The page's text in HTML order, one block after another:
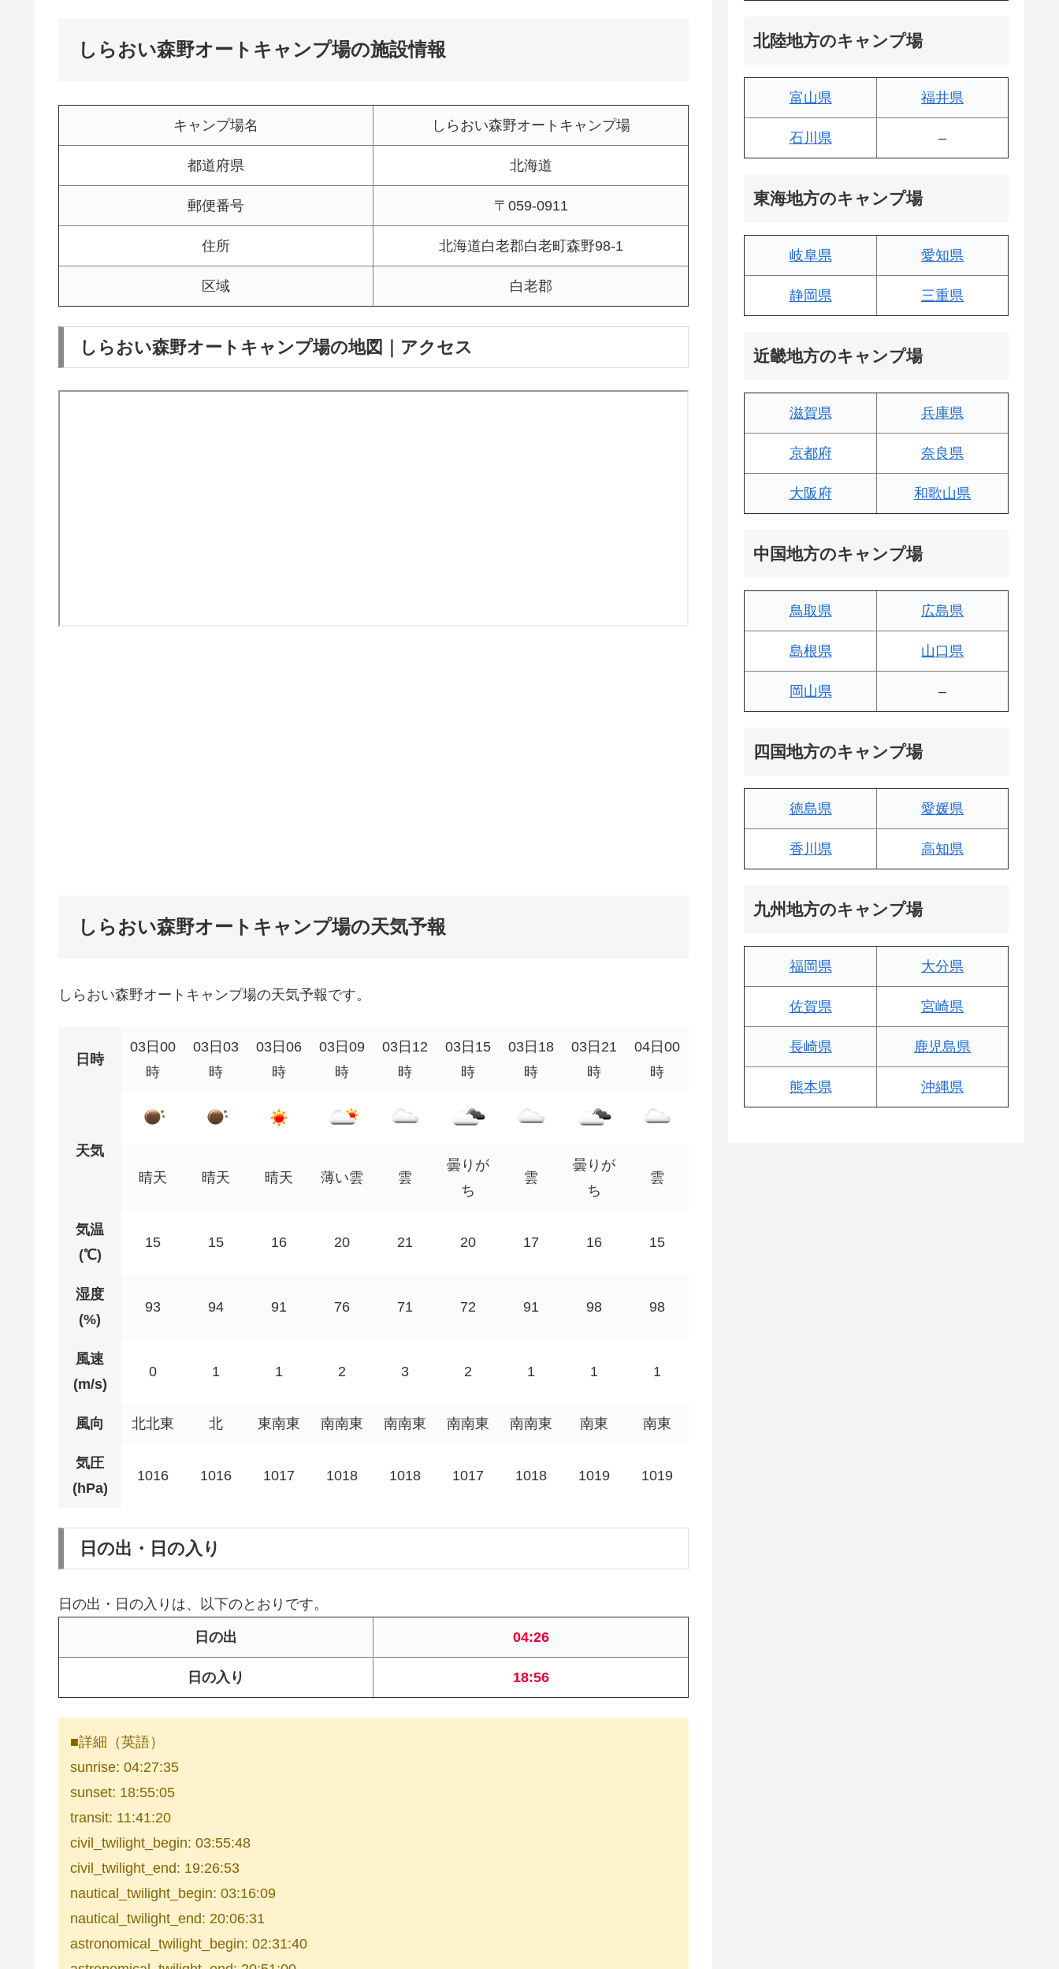
しらおい森野オートキャンプ場の施設情報
キャンプ場名 しらおい森野オートキャンプ場
都道府県 北海道
郵便番号 〒059-0911
住所 北海道白老郡白老町森野98-1
区域 白老郡
しらおい森野オートキャンプ場の地図｜アクセス
しらおい森野オートキャンプ場の天気予報
しらおい森野オートキャンプ場の天気予報です。
日時
03日00
時
03日03
時
03日06
時
03日09
時
03日12
時
03日15
時
03日18
時
03日21
時
04日00
時
天気
晴天
晴天 晴天 薄い雲 雲
曇りが
ち
雲
曇りが
ち
雲
気温
(℃)
15 15 16 20 21 20 17 16 15
湿度
(%)
93 94 91 76 71 72 91 98 98
風速
(m/s)
0 1 1 2 3 2 1 1 1
風向 北北東 北 東南東 南南東 南南東 南南東 南南東 南東 南東
気圧
(hPa)
1016 1016 1017 1018 1018 1017 1018 1019 1019
日の出・日の入り
日の出・日の入りは、以下のとおりです。
日の出 04:26
日の入り 18:56
■詳細（英語）
sunrise: 04:27:35
sunset: 18:55:05
transit: 11:41:20
civil_twilight_begin: 03:55:48
civil_twilight_end: 19:26:53
nautical_twilight_begin: 03:16:09
nautical_twilight_end: 20:06:31
astronomical_twilight_begin: 02:31:40
北陸地方のキャンプ場
富山県 福井県
石川県 –
東海地方のキャンプ場
岐阜県 愛知県
静岡県 三重県
近畿地方のキャンプ場
滋賀県 兵庫県
京都府 奈良県
大阪府 和歌山県
中国地方のキャンプ場
鳥取県 広島県
島根県 山口県
岡山県 –
四国地方のキャンプ場
徳島県 愛媛県
香川県 高知県
九州地方のキャンプ場
福岡県 大分県
佐賀県 宮崎県
長崎県 鹿児島県
熊本県 沖縄県